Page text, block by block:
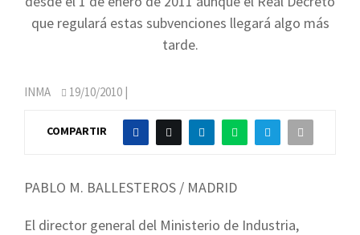
que regulará estas subvenciones llegará algo más
tarde.
INMA 19/10/2010 |
COMPARTIR
PABLO M. BALLESTEROS / MADRID
El director general del Ministerio de Industria,